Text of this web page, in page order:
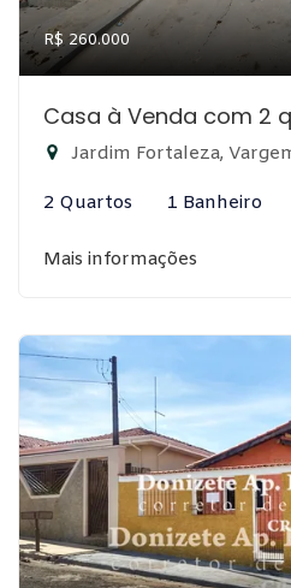
R$ 260.000
Casa à Venda com 2
Jardim Fortaleza,
2 Quartos 1 Banheiro
Mais informações